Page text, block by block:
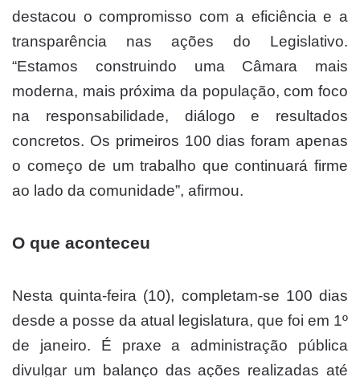
destacou o compromisso com a eficiência e a
transparência nas ações do Legislativo.
“Estamos construindo uma Câmara mais
moderna, mais próxima da população, com foco
na responsabilidade, diálogo e resultados
concretos. Os primeiros 100 dias foram apenas
o começo de um trabalho que continuará firme
ao lado da comunidade”, afirmou.
O que aconteceu
Nesta quinta-feira (10), completam-se 100 dias
desde a posse da atual legislatura, que foi em 1º
de janeiro. É praxe a administração pública
divulgar um balanço das ações realizadas até